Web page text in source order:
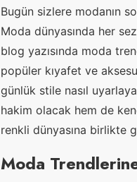
Bugün sizlere modanın
Moda dünyasında her
blog yazısında moda
popüler kıyafet ve
günlük stile nasıl
hakim olacak hem de
renkli dünyasına birlikte
Moda